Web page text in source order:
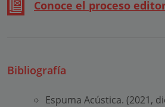
Conoce el proceso
Bibliografía
Espuma Acústica. (2021,